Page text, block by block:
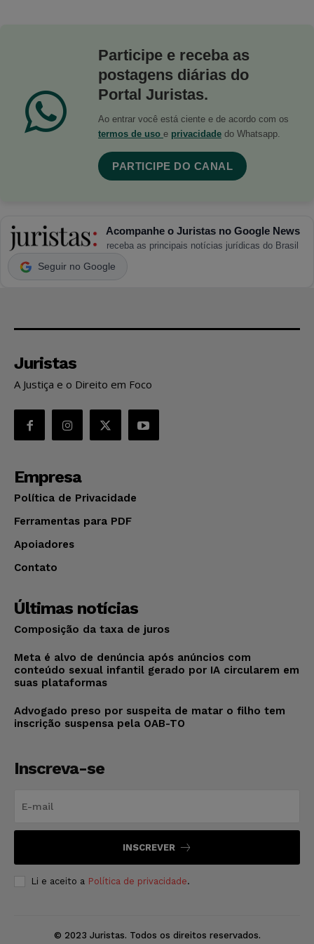
Participe e receba as
postagens diárias do
Portal Juristas.
Ao entrar você está ciente e de acordo com os
termos de uso e privacidade do Whatsapp.
PARTICIPE DO CANAL
Acompanhe o Juristas no Google News
receba as principais notícias jurídicas do Brasil
Seguir no Google
Juristas
A Justiça e o Direito em Foco
Empresa
Política de Privacidade
Ferramentas para PDF
Apoiadores
Contato
Últimas notícias
Composição da taxa de juros
Meta é alvo de denúncia após anúncios com
conteúdo sexual infantil gerado por IA circularem em
suas plataformas
Advogado preso por suspeita de matar o filho tem
inscrição suspensa pela OAB-TO
Inscreva-se
INSCREVER
Li e aceito a Política de privacidade.
© 2023 Juristas. Todos os direitos reservados.